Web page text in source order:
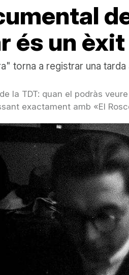
és un
torna a registrar una
la TDT: quan el podràs
exactament amb «El